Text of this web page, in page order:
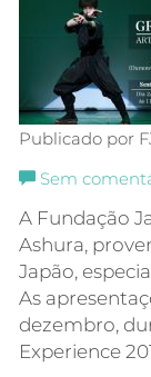
Publicado por
Sem
A Fundação
Ashura,
Japão,
As
dezembro,
Experience